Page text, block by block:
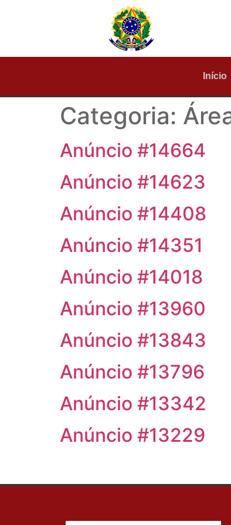
Início
Categoria:
Anúncio #14664
Anúncio #14623
Anúncio #14408
Anúncio #14351
Anúncio #14018
Anúncio #13960
Anúncio #13843
Anúncio #13796
Anúncio #13342
Anúncio #13229